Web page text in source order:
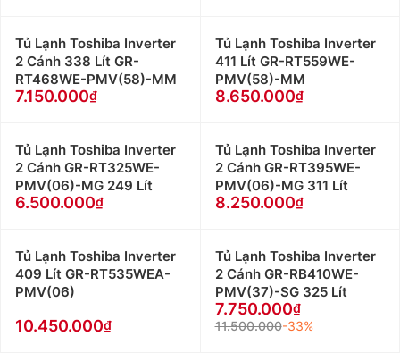
Tủ Lạnh Toshiba Inverter
2 Cánh 338 Lít GR-
RT468WE-PMV(58)-MM
7.150.000
Tủ Lạnh Toshiba Inverter
411 Lít GR-RT559WE-
PMV(58)-MM
8.650.000
Tủ Lạnh Toshiba Inverter
2 Cánh GR-RT325WE-
PMV(06)-MG 249 Lít
6.500.000
Tủ Lạnh Toshiba Inverter
2 Cánh GR-RT395WE-
PMV(06)-MG 311 Lít
8.250.000
Tủ Lạnh Toshiba Inverter
409 Lít GR-RT535WEA-
PMV(06)
10.450.000
Tủ Lạnh Toshiba Inverter
2 Cánh GR-RB410WE-
PMV(37)-SG 325 Lít
7.750.000
11.500.000-33%